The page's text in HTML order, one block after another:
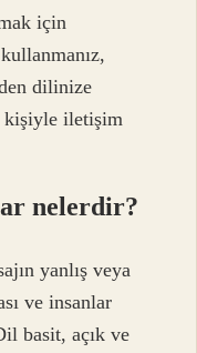
için
dilinize
kişiyle iletişim
nelerdir?
yanlış veya
ve insanlar
basit, açık ve